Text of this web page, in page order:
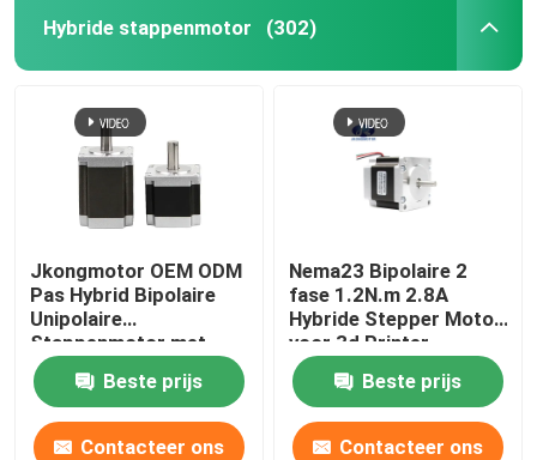
Hybride stappenmotor (302)
Jkongmotor OEM ODM
Pas Hybrid Bipolaire
Unipolaire
Stappenmotor met
Versnellingsbak
Encoder Rem
Geïntegreerde Driver
Beste prijs
Contacteer ons
Nema23 Bipolaire 2
fase 1.2N.m 2.8A
Hybride Stepper Motor
voor 3d Printer
Beste prijs
Contacteer ons